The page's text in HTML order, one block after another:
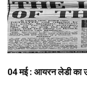
04 मई : आयरन लेडी का